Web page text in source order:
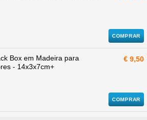
COMPRAR
Box em Madeira para
- 14x3x7cm+
€ 9,50
COMPRAR